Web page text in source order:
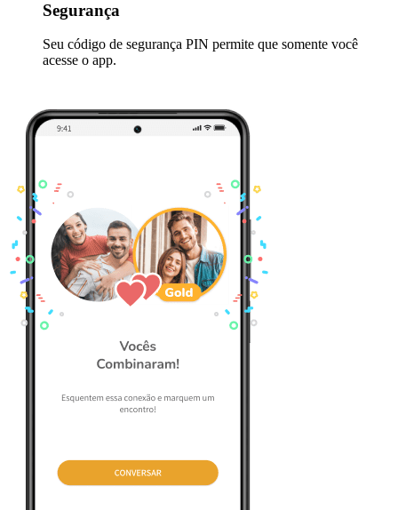
Segurança
Seu código de segurança PIN permite que somente você
acesse o app.